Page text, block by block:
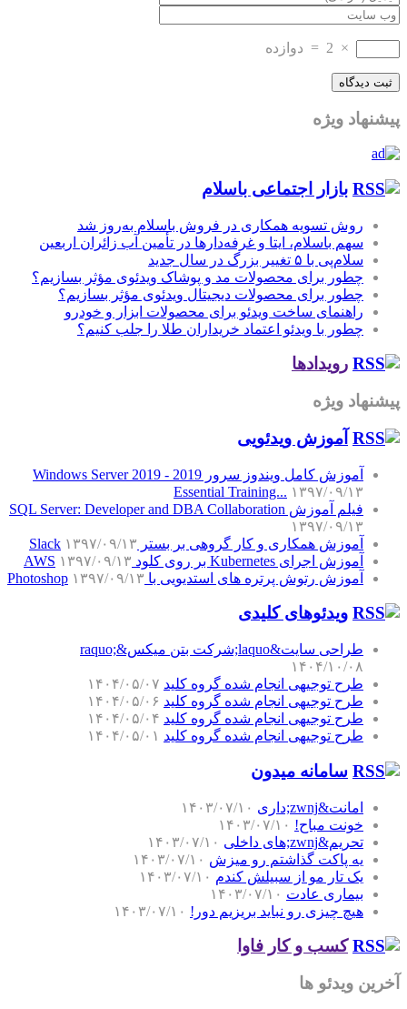
×
2
= دوازده
پیشنهاد ویژه
بازار اجتماعی باسلام
روش تسویه همکاری در فروش باسلام به‌روز شد
سهم باسلام، ایتا و غرفه‌دارها در تأمین آب زائران اربعین
سلام‌پی با ۵ تغییر بزرگ در سال جدید
چطور برای محصولات مد و پوشاک ویدئوی مؤثر بسازیم؟
چطور برای محصولات دیجیتال ویدئوی مؤثر بسازیم؟
راهنمای ساخت ویدئو برای محصولات ابزار و خودرو
چطور با ویدئو اعتماد خریداران طلا را جلب کنیم؟
رویدادها
پیشنهاد ویژه
آموزش‌ ویدئویی
آموزش کامل ویندوز سرور 2019 - Windows Server 2019
Essential Training... ۱۳۹۷/۰۹/۱۳
فیلم آموزش SQL Server: Developer and DBA Collaboration
۱۳۹۷/۰۹/۱۳
آموزش همکاری و کار گروهی بر بستر Slack ۱۳۹۷/۰۹/۱۳
آموزش اجرای Kubernetes بر روی کلود AWS
۱۳۹۷/۰۹/۱۳
آموزش رتوش پرتره های استدیویی با Photoshop ۱۳۹۷/۰۹/۱۳
ویدئوهای کلیدی
طراحی سایت&laquo;شرکت بتن میکس&raquo;
۱۴۰۴/۱۰/۰۸
طرح توجیهی انجام شده گروه کلید ۱۴۰۴/۰۵/۰۷
طرح توجیهی انجام شده گروه کلید ۱۴۰۴/۰۵/۰۶
طرح توجیهی انجام شده گروه کلید ۱۴۰۴/۰۵/۰۴
طرح توجیهی انجام شده گروه کلید ۱۴۰۴/۰۵/۰۱
سامانه میدون
امانت&zwnj;داری
۱۴۰۳/۰۷/۱۰
خونت مباح! ۱۴۰۳/۰۷/۱۰
تحریم&zwnj;های داخلی
۱۴۰۳/۰۷/۱۰
یه پاکت گذاشتم رو میزش ۱۴۰۳/۰۷/۱۰
یک تار مو از سبیلش کندم ۱۴۰۳/۰۷/۱۰
بیماری عادت ۱۴۰۳/۰۷/۱۰
هیچ چیزی رو نباید بریزیم دور! ۱۴۰۳/۰۷/۱۰
کسب و کار فاوا
آخرین ویدئو ها